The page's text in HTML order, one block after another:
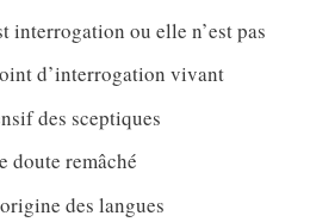
interrogation ou elle n’est pas
d’interrogation vivant
des sceptiques
doute remâché
des langues